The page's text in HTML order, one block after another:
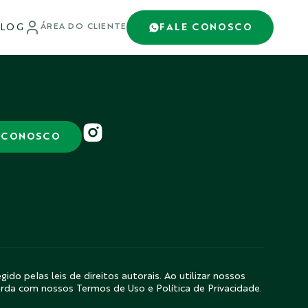
ÁREA DO CLIENTE FALE CONOSCO
pelas leis de direitos autorais. Ao utilizar nossos
com nossos Termos de Uso e Política de Privacidade.